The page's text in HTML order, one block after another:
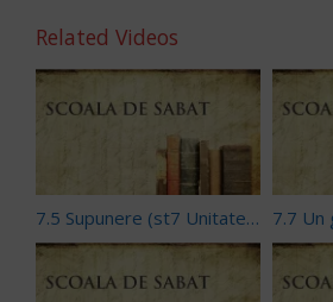
Related Videos
7.5 Supunere (st7 Unitatea în familie)